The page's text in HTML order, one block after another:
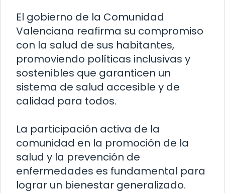
El gobierno de la Comunidad
Valenciana reafirma su compromiso
con la salud de sus habitantes,
promoviendo políticas inclusivas y
sostenibles que garanticen un
sistema de salud accesible y de
calidad para todos.
La participación activa de la
comunidad en la promoción de la
salud y la prevención de
enfermedades es fundamental para
lograr un bienestar generalizado.